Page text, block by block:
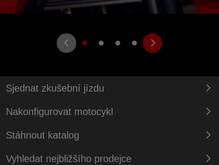
Sjednat zkušební jízdu
Nakonfigurovat motocykl
Stáhnout katalog
Vyhledat nejbližšího prodejce